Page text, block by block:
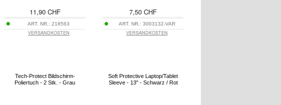
11,90 CHF
ART. NR.:218563
VERSANDKOSTEN
7,50 CHF
ART. NR.: 3003132-VAR
VERSANDKOSTEN
Tech-Protect Bildschirm-
Poliertuch - 2 Stk. - Grau
Soft Protective Laptop/Tablet
Sleeve - 13" - Schwarz / Rot